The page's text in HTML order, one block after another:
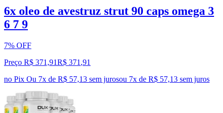
6x oleo de avestruz strut 90 caps omega 3
6 7 9
7% OFF
Preço R$ 371,91R$ 371 ,91
no Pix Ou 7x de R$ 57,13 sem jurosou 7x de R$ 57,13 sem juros